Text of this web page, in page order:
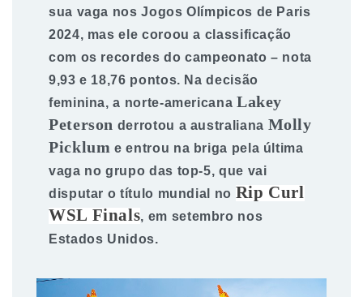
sua vaga nos Jogos Olímpicos de Paris
2024, mas ele coroou a classificação
com os recordes do campeonato – nota
9,93 e 18,76 pontos. Na decisão
feminina, a norte-americana Lakey
Peterson derrotou a australiana Molly
Picklum e entrou na briga pela última
vaga no grupo das top-5, que vai
disputar o título mundial no Rip Curl
WSL Finals, em setembro nos
Estados Unidos.